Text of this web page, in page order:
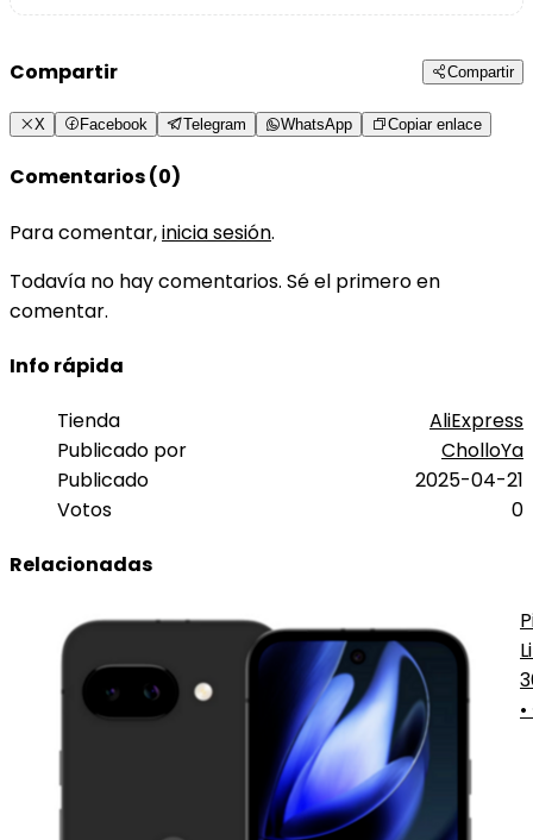
Compartir Compartir
X Facebook Telegram WhatsApp Copiar enlace
Comentarios (0)
Para comentar,inicia sesión.
Todavía no hay comentarios. Sé el primero en
comentar.
Info rápida
Tienda
AliExpress
Publicado por
CholloYa
Publicado
2025-04-21
Votos
0
Relacionadas
•